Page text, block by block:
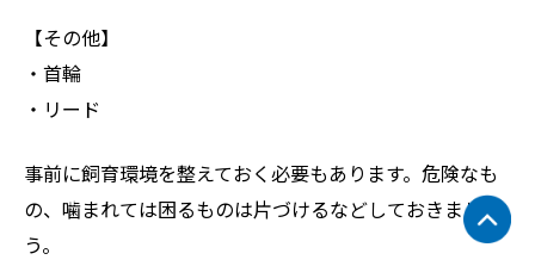
【その他】
・首輪
・リード
事前に飼育環境を整えておく必要もあります。危険なも
の、噛まれては困るものは片づけるなどしておきましょ
う。